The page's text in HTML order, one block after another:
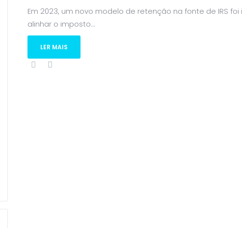
Em 2023, um novo modelo de retenção na fonte de IRS
alinhar o imposto...
LER MAIS